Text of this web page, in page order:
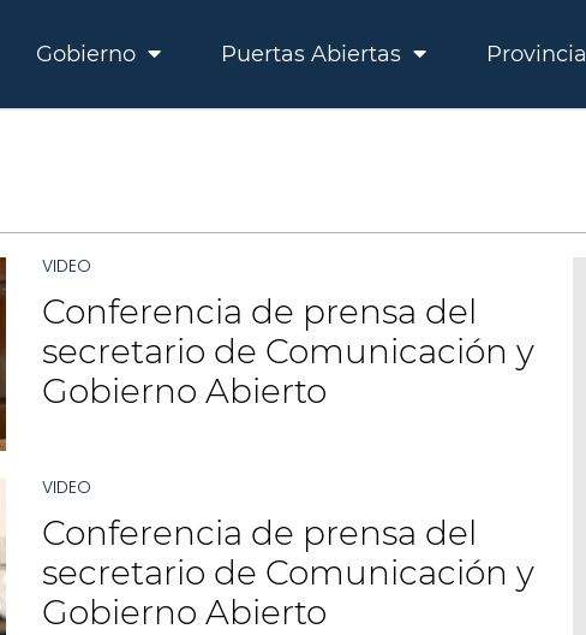
Gobierno Puertas Abiertas Provincia
VIDEO
Conferencia de prensa del
secretario de Comunicación y
Gobierno Abierto
VIDEO
Conferencia de prensa del
secretario de Comunicación y
Gobierno Abierto